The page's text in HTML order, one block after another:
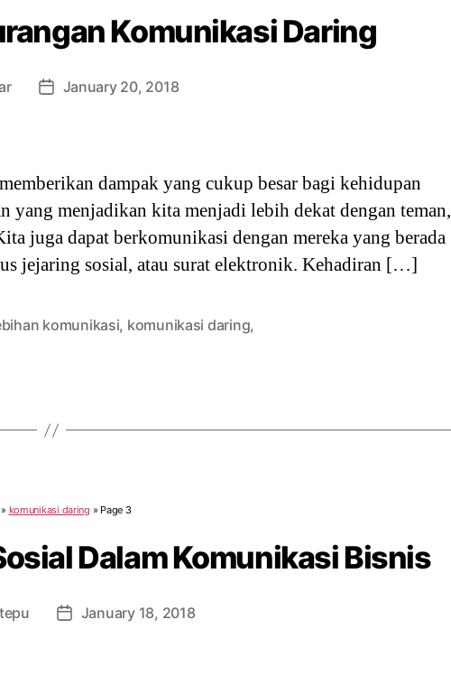
Komunikasi Daring
PostJanuary 20, 2018
dampak yang cukup besar bagi kehidupan
yang menjadikan kita menjadi lebih dekat dengan teman,
juga dapat berkomunikasi dengan mereka yang berada
jejaring sosial, atau surat elektronik. Kehadiran […]
komunikasi, komunikasi daring,
komunikasi daring » Page 3
Dalam Komunikasi Bisnis
PostJanuary 18, 2018